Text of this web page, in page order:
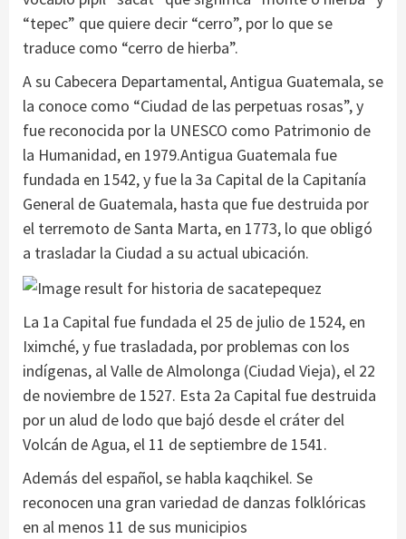
“tepec” que quiere decir “cerro”, por lo que se
traduce como “cerro de hierba”.
A su Cabecera Departamental, Antigua Guatemala, se
la conoce como “Ciudad de las perpetuas rosas”, y
fue reconocida por la UNESCO como Patrimonio de
la Humanidad, en 1979.Antigua Guatemala fue
fundada en 1542, y fue la 3a Capital de la Capitanía
General de Guatemala, hasta que fue destruida por
el terremoto de Santa Marta, en 1773, lo que obligó
a trasladar la Ciudad a su actual ubicación.
La 1a Capital fue fundada el 25 de julio de 1524, en
Iximché, y fue trasladada, por problemas con los
indígenas, al Valle de Almolonga (Ciudad Vieja), el 22
de noviembre de 1527. Esta 2a Capital fue destruida
por un alud de lodo que bajó desde el cráter del
Volcán de Agua, el 11 de septiembre de 1541.
Además del español, se habla kaqchikel. Se
reconocen una gran variedad de danzas folklóricas
en al menos 11 de sus municipios